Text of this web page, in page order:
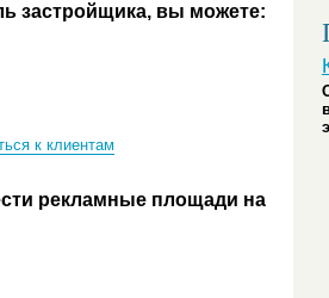
застройщика, вы можете:
к клиентам
рекламные площади на